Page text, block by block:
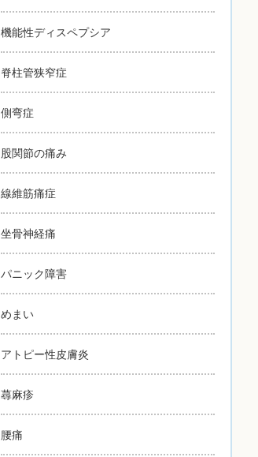
機能性ディスペプシア
脊柱管狭窄症
側弯症
股関節の痛み
線維筋痛症
坐骨神経痛
パニック障害
めまい
アトピー性皮膚炎
蕁麻疹
腰痛